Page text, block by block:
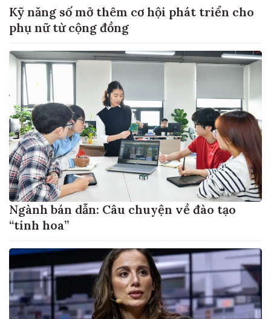
Kỹ năng số mở thêm cơ hội phát triển cho
phụ nữ từ cộng đồng
Ngành bán dẫn: Câu chuyện về đào tạo
“tinh hoa”